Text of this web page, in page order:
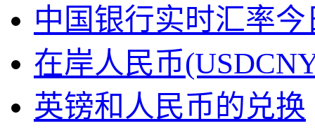
中国银行实时汇率今
在岸人民币
英镑和人民币的兑换